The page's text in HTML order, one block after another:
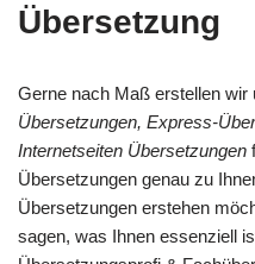
Übersetzung
Gerne nach Maß erstellen wir
Übersetzungen, Express-
Internetseiten Übersetzungen
Übersetzungen genau zu
Übersetzungen erstehen
sagen, was Ihnen essenziell